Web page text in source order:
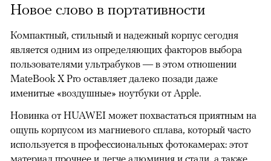
Новое слово в портативности
Компактный, стильный и надежный корпус сегодня
является одним из определяющих факторов выбора
пользователями ультрабуков — в этом отношении
MateBook X Pro оставляет далеко позади даже
именитые «воздушные» ноутбуки от Apple.
Новинка от HUAWEI может похвастаться приятным на
ощупь корпусом из магниевого сплава, который часто
используется в профессиональных фотокамерах: этот